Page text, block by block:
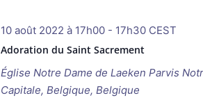
Adoration du Saint Sacrement
10 août 2022 à 17h00- 17h30 CEST
Église Notre Dame de Laeken Parvis
Capitale, Belgique, Belgique